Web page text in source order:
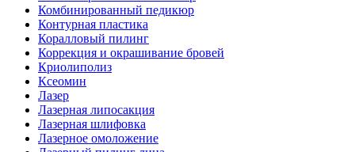
Комбинированный педикюр
Контурная пластика
Коралловый пилинг
Коррекция и окрашивание бровей
Криолиполиз
Ксеомин
Лазер
Лазерная липосакция
Лазерная шлифовка
Лазерное омоложение